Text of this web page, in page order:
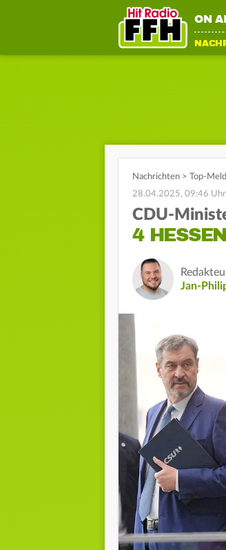
ON
Nachrichten > Top-
28.04.2025, 09:46 Uhr
CDU-
4
Jan-